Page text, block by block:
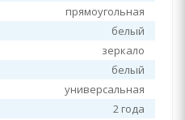
прямоугольная
белый
зеркало
белый
универсальная
2 года